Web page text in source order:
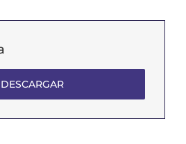
DESCARGAR